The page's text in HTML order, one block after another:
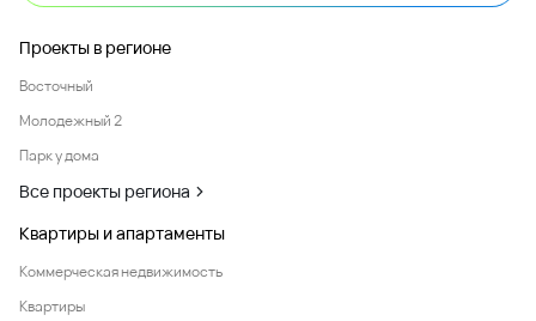
Проекты в регионе
Восточный
Молодежный 2
Парк у дома
Все проекты региона
Квартиры и апартаменты
Коммерческая недвижимость
Квартиры